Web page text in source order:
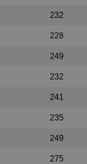
232
228
249
232
241
235
249
275